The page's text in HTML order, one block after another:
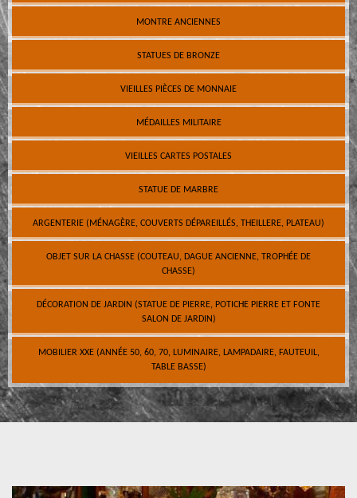
MONTRE ANCIENNES
STATUES DE BRONZE
VIEILLES PIÈCES DE MONNAIE
MÉDAILLES MILITAIRE
VIEILLES CARTES POSTALES
STATUE DE MARBRE
ARGENTERIE (MÉNAGÈRE, COUVERTS DÉPAREILLÉS, THEILLERE, PLATEAU)
OBJET SUR LA CHASSE (COUTEAU, DAGUE ANCIENNE, TROPHÉE DE
CHASSE)
DÉCORATION DE JARDIN (STATUE DE PIERRE, POTICHE PIERRE ET FONTE
SALON DE JARDIN)
MOBILIER XXE (ANNÉE 50, 60, 70, LUMINAIRE, LAMPADAIRE, FAUTEUIL,
TABLE BASSE)